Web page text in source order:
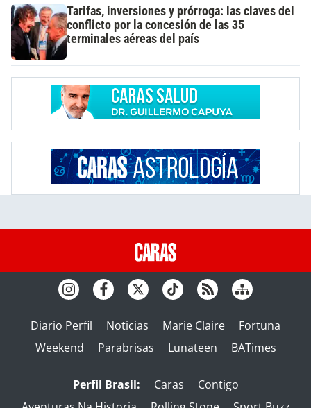
Tarifas, inversiones y prórroga: las claves del
conflicto por la concesión de las 35
terminales aéreas del país
Diario Perfil Noticias Marie Claire
Fortuna
Weekend
Parabrisas Lunateen BATimes
Perfil Brasil: Caras
Contigo